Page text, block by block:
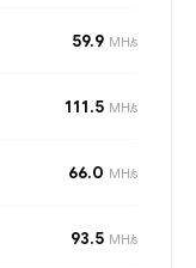
59.9 MH/s
111.5 MH/s
66.0 MH/s
93.5 MH/s